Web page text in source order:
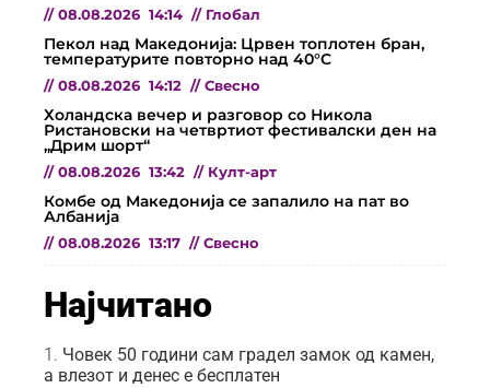
// 08.08.2026 14:14 // Глобал
Пекол над Македонија: Црвен топлотен бран,
температурите повторно над 40°C
// 08.08.2026 14:12 // Свесно
Холандска вечер и разговор со Никола
Ристановски на четвртиот фестивалски ден на
„Дрим шорт“
// 08.08.2026 13:42 // Култ-арт
Комбе од Македонија се запалило на пат во
Албанија
// 08.08.2026 13:17 // Свесно
Најчитано
Човек 50 години сам градел замок од камен,
а влезот и денес е бесплатен